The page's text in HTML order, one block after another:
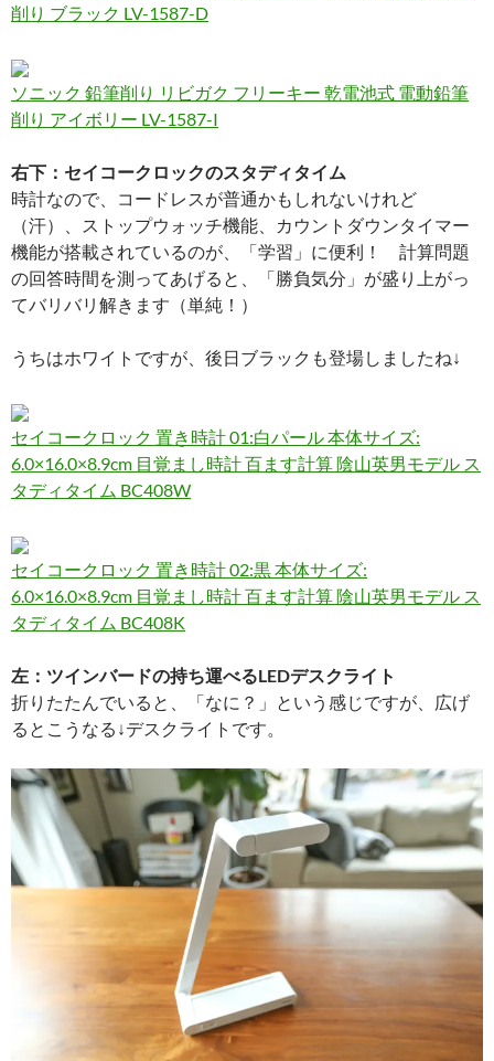
削り ブラック LV-1587-D
ソニック 鉛筆削り リビガク フリーキー 乾電池式 電動鉛筆
削り アイボリー LV-1587-I
右下：セイコークロックのスタディタイム
時計なので、コードレスが普通かもしれないけれど
（汗）、ストップウォッチ機能、カウントダウンタイマー
機能が搭載されているのが、「学習」に便利！ 計算問題
の回答時間を測ってあげると、「勝負気分」が盛り上がっ
てバリバリ解きます（単純！）
うちはホワイトですが、後日ブラックも登場しましたね↓
セイコークロック 置き時計 01:白パール 本体サイズ:
6.0×16.0×8.9cm 目覚まし時計 百ます計算 陰山英男モデル ス
タディタイム BC408W
セイコークロック 置き時計 02:黒 本体サイズ:
6.0×16.0×8.9cm 目覚まし時計 百ます計算 陰山英男モデル ス
タディタイム BC408K
左：ツインバードの持ち運べるLEDデスクライト
折りたたんでいると、「なに？」という感じですが、広げ
るとこうなる↓デスクライトです。